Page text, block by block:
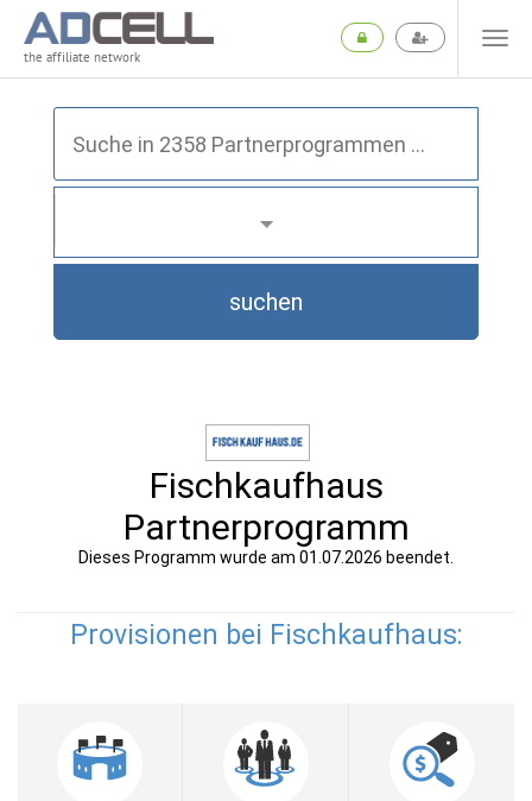
the affiliate network
suchen
Fischkaufhaus
Partnerprogramm
Dieses Programm wurde am 01.07.2026 beendet.
Provisionen bei Fischkaufhaus: